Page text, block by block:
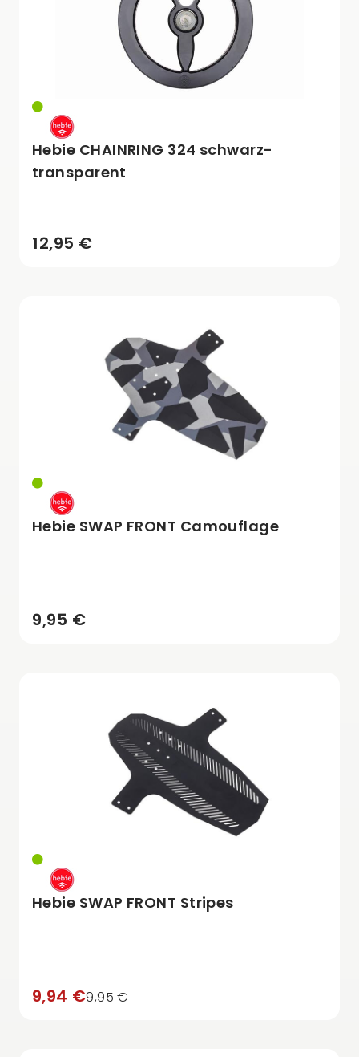
Hebie CHAINRING 324 schwarz-
transparent
12,95 €
Hebie SWAP FRONT Camouflage
9,95 €
Hebie SWAP FRONT Stripes
9,94 €9,95 €